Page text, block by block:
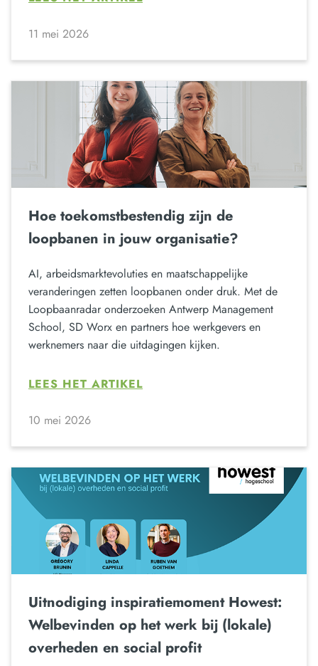
11 mei 2026
Hoe toekomstbestendig zijn de
loopbanen in jouw organisatie?
AI, arbeidsmarktevoluties en maatschappelijke
veranderingen zetten loopbanen onder druk. Met de
Loopbaanradar onderzoeken Antwerp Management
School, SD Worx en partners hoe werkgevers en
werknemers naar die uitdagingen kijken.
LEES HET ARTIKEL
10 mei 2026
Uitnodiging inspiratiemoment Howest:
Welbevinden op het werk bij (lokale)
overheden en social profit